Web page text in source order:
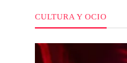
CULTURA Y OCIO